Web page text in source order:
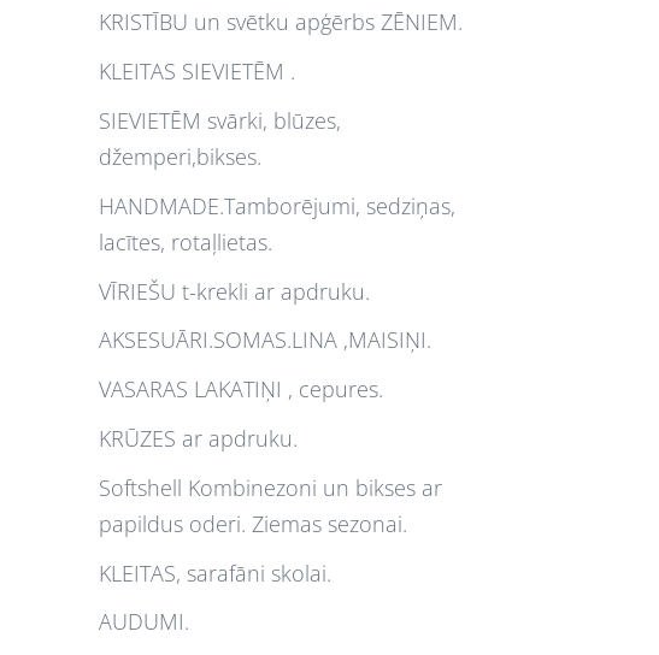
KRISTĪBU un svētku apģērbs ZĒNIEM.
KLEITAS SIEVIETĒM .
SIEVIETĒM svārki, blūzes,
džemperi,bikses.
HANDMADE.Tamborējumi, sedziņas,
lacītes, rotaļlietas.
VĪRIEŠU t-krekli ar apdruku.
AKSESUĀRI.SOMAS.LINA ,MAISIŅI.
VASARAS LAKATIŅI , cepures.
KRŪZES ar apdruku.
Softshell Kombinezoni un bikses ar
papildus oderi. Ziemas sezonai.
KLEITAS, sarafāni skolai.
AUDUMI.